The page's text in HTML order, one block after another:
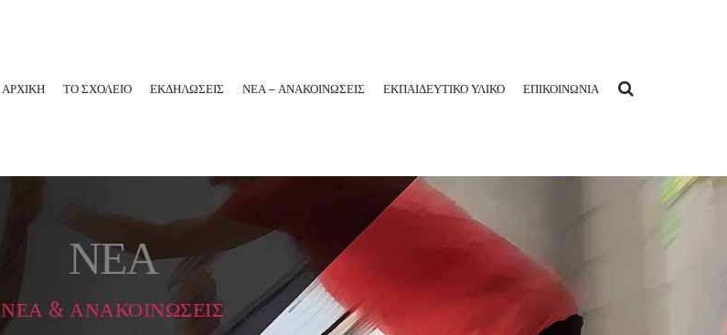
ΑΡΧΙΚΗ ΤΟ ΣΧΟΛΕΙΟ ΕΚΔΗΛΩΣΕΙΣ ΝΕΑ – ΑΝΑΚΟΙΝΩΣΕΙΣ ΕΚΠΑΙΔΕΥΤΙΚΟ ΥΛΙΚΟ ΕΠΙΚΟΙΝΩΝΙΑ
ΝΕΑ
ΝΕΑ & ΑΝΑΚΟΙΝΩΣΕΙΣ